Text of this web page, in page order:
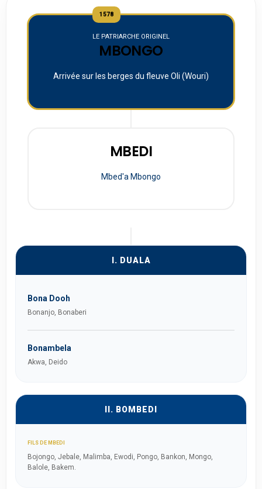
1578
LE PATRIARCHE ORIGINEL
MBONGO
Arrivée sur les berges du fleuve Oli (Wouri)
MBEDI
Mbed'a Mbongo
I. DUALA
Bona Dooh
Bonanjo, Bonaberi
Bonambela
Akwa, Deido
II. BOMBEDI
FILS DE MBEDI
Bojongo, Jebale, Malimba, Ewodi, Pongo, Bankon, Mongo,
Balole, Bakem.